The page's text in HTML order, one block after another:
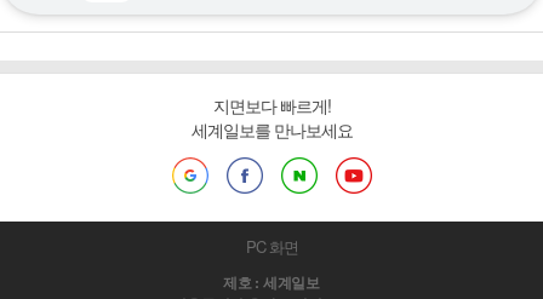
지면보다 빠르게!
세계일보를 만나보세요
PC 화면
제호 : 세계일보